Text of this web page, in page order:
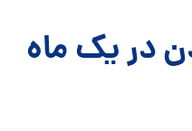
در یک ماه